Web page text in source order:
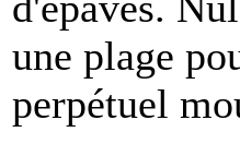
une plage
perpétuel